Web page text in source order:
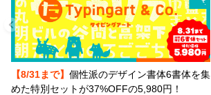
【8/31まで】 個性派のデザイン書体6書体を集
めた特別セットが37%OFFの5,980円！